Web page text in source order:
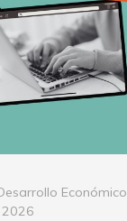
Económico
2026